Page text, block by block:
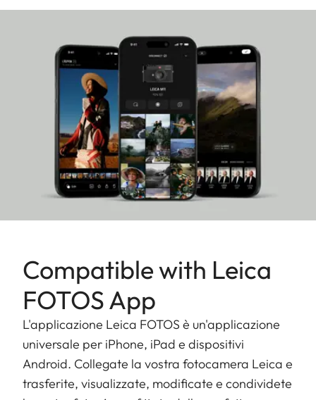
retro della fotocamera migliora l'esperienza
basata sull'hardware e le Leica Content
Credentials conformi alla Content Authenticity
Initiative (CAI), garantisce la fiducia nei contenuti
delle immagini digitali.
I punti di forza digitali della M11-D prendono vita
nell'app Leica FOTOS. Collegata a un dispositivo
mobile tramite Bluetooth o cavo, diventa un
componente ininterrotto del flusso di lavoro
digitale, consentendo impostazioni più
modo permanente una volta salvate.
Compatible with Leica
FOTOS App
L'applicazione Leica FOTOS è un'applicazione
universale per iPhone, iPad e dispositivi
Android. Collegate la vostra fotocamera Leica e
trasferite, visualizzate, modificate e condividete